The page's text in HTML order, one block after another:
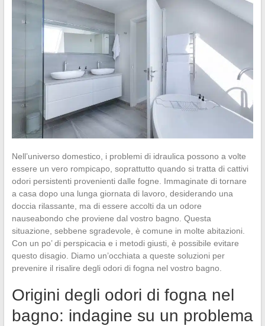
Nell’universo domestico, i problemi di idraulica possono a volte
essere un vero rompicapo, soprattutto quando si tratta di cattivi
odori persistenti provenienti dalle fogne. Immaginate di tornare
a casa dopo una lunga giornata di lavoro, desiderando una
doccia rilassante, ma di essere accolti da un odore
nauseabondo che proviene dal vostro bagno. Questa
situazione, sebbene sgradevole, è comune in molte abitazioni.
Con un po’ di perspicacia e i metodi giusti, è possibile evitare
questo disagio. Diamo un’occhiata a queste soluzioni per
prevenire il risalire degli odori di fogna nel vostro bagno.
Origini degli odori di fogna nel
bagno: indagine su un problema